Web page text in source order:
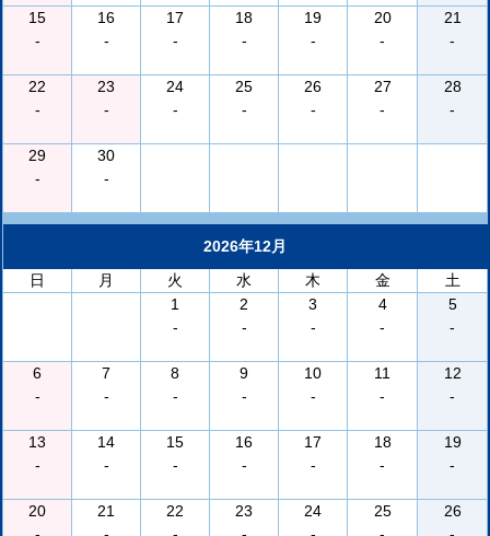
15
-
16
-
17
-
18
-
19
-
20
-
21
-
22
-
23
-
24
-
25
-
26
-
27
-
28
-
29
-
30
-
2026年12月
日
月 火 水 木 金
土
1
-
2
-
3
-
4
-
5
-
6
-
7
-
8
-
9
-
10
-
11
-
12
-
13
-
14
-
15
-
16
-
17
-
18
-
19
-
20
21
22
23
24
25
26